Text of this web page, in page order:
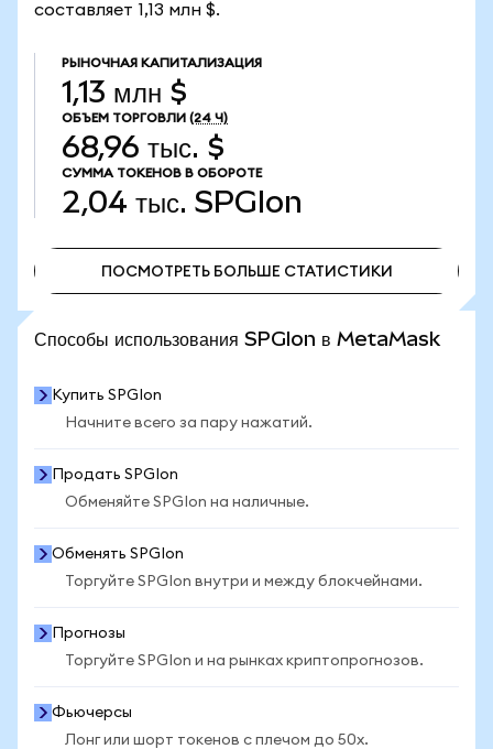
составляет 1,13 млн $.
РЫНОЧНАЯ КАПИТАЛИЗАЦИЯ
1,13 млн $
ОБЪЕМ ТОРГОВЛИ (24 Ч)
68,96 тыс. $
СУММА ТОКЕНОВ В ОБОРОТЕ
2,04 тыс. SPGIon
ПОСМОТРЕТЬ БОЛЬШЕ СТАТИСТИКИ
Способы использования SPGIon в MetaMask
Купить SPGIon
Начните всего за пару нажатий.
Продать SPGIon
Обменяйте SPGIon на наличные.
Обменять SPGIon
Торгуйте SPGIon внутри и между блокчейнами.
Прогнозы
Торгуйте SPGIon и на рынках криптопрогнозов.
Фьючерсы
Лонг или шорт токенов с плечом до 50x.